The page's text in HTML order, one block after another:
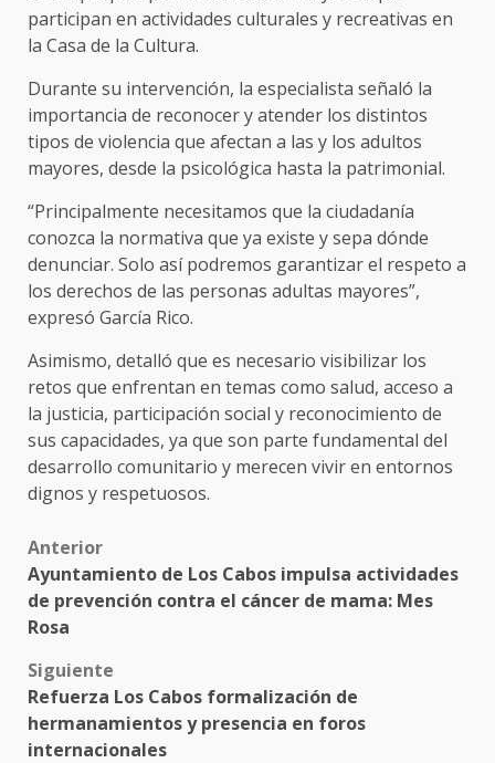
participan en actividades culturales y recreativas en
la Casa de la Cultura.
Durante su intervención, la especialista señaló la
importancia de reconocer y atender los distintos
tipos de violencia que afectan a las y los adultos
mayores, desde la psicológica hasta la patrimonial.
“Principalmente necesitamos que la ciudadanía
conozca la normativa que ya existe y sepa dónde
denunciar. Solo así podremos garantizar el respeto a
los derechos de las personas adultas mayores”,
expresó García Rico.
Asimismo, detalló que es necesario visibilizar los
retos que enfrentan en temas como salud, acceso a
la justicia, participación social y reconocimiento de
sus capacidades, ya que son parte fundamental del
desarrollo comunitario y merecen vivir en entornos
dignos y respetuosos.
Post
navigation
Anterior
Ayuntamiento de Los Cabos impulsa actividades
de prevención contra el cáncer de mama: Mes
Rosa
Siguiente
Refuerza Los Cabos formalización de
hermanamientos y presencia en foros
internacionales